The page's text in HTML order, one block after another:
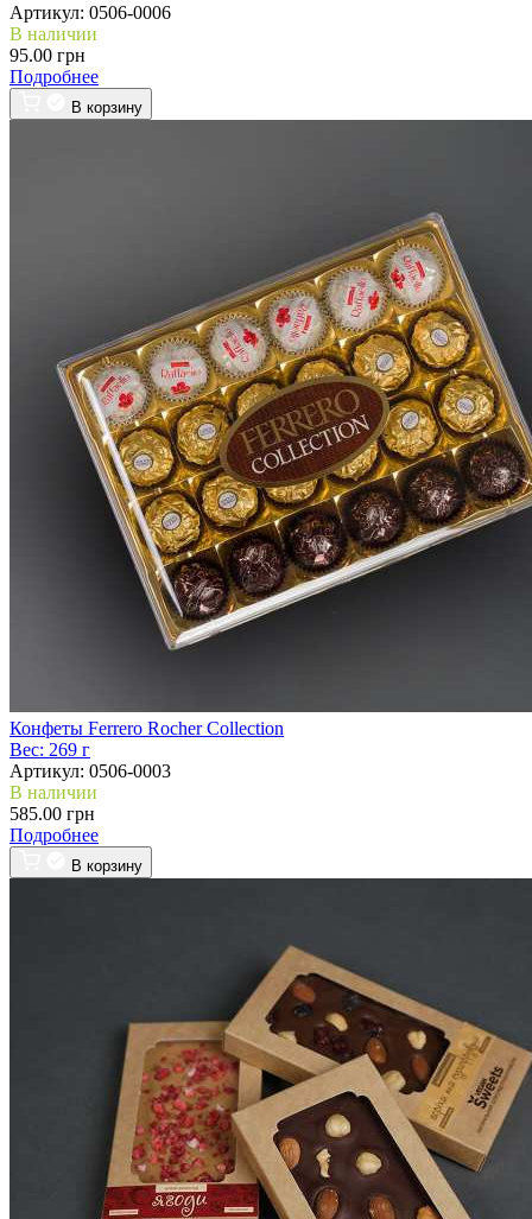
Артикул: 0506-0006
В наличии
95.00 грн
Подробнее
В корзину
Конфеты Ferrero Rocher Collection
Вес: 269 г
Артикул: 0506-0003
В наличии
585.00 грн
Подробнее
В корзину